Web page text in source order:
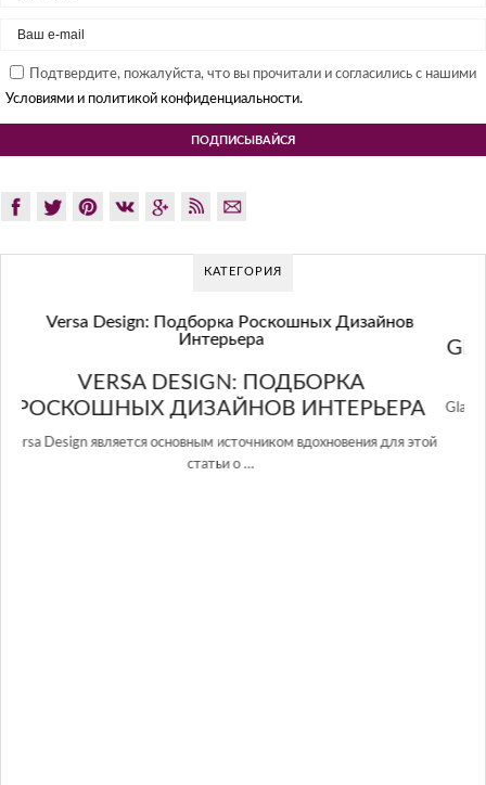
Подтвердите, пожалуйста, что вы прочитали и согласились с нашими
Условиями и политикой конфиденциальности.
КАТЕГОРИЯ
ПОДХОД К ДИЗАЙНУ
в Росси…